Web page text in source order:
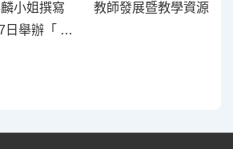
小姐撰寫 教師發展暨教學資源
日舉辦「 …